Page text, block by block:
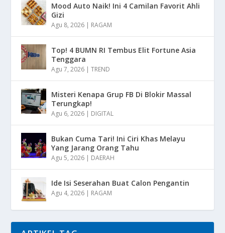
Mood Auto Naik! Ini 4 Camilan Favorit Ahli
Gizi
Agu 8, 2026 | RAGAM
Top! 4 BUMN RI Tembus Elit Fortune Asia
Tenggara
Agu 7, 2026 |TREND
Misteri Kenapa Grup FB Di Blokir Massal
Terungkap!
Agu 6, 2026 | DIGITAL
Bukan Cuma Tari! Ini Ciri Khas Melayu
Yang Jarang Orang Tahu
Agu 5, 2026 | DAERAH
Ide Isi Seserahan Buat Calon Pengantin
Agu 4, 2026 | RAGAM